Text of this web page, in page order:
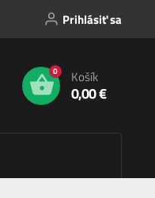
Prihlásiť sa
0 Košík
0,00 €